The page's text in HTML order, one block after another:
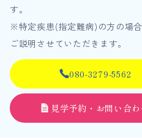
す。
※特定疾患(指定難病)の方の場
ご説明させていただきます。
080-3279-5562
見学予約・お問い合